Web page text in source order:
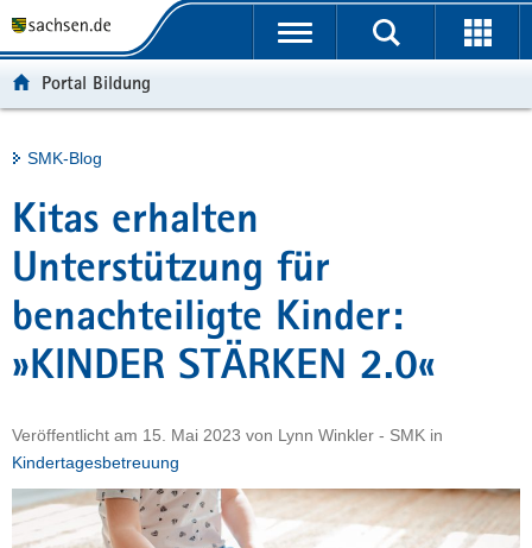
t
b
e
g
r
i
e
u
n
h
a
l
t
e
v
c
e
Portalübergreifende
Portal Bildung
Hauptinhalt
SMK-Blog
Kitas erhalten
Unterstützung für
benachteiligte Kinder:
»KINDER STÄRKEN 2.0«
Veröffentlicht am 15. Mai 2023 von Lynn Winkler - SMK in
Kindertagesbetreuung